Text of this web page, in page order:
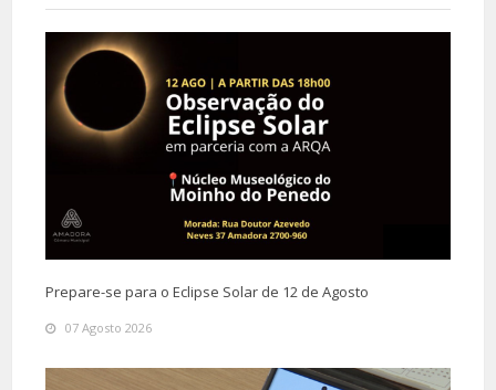
Prepare-se para o Eclipse Solar de 12 de Agosto
07 Agosto 2026